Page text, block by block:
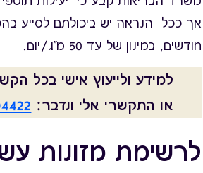
חודשים, במינון של עד 50 מ"ג/יום.
למידע ולייעוץ אישי בכל
או התקשרי אלי ונדבר:
לרשימת מזונות